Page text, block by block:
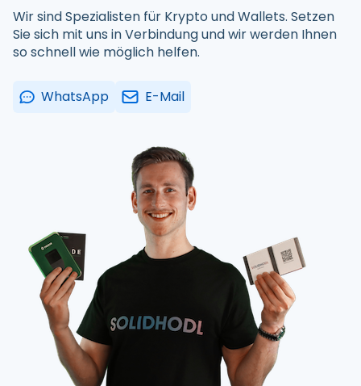
Wir sind Spezialisten für Krypto und Wallets. Setzen
Sie sich mit uns in Verbindung und wir werden Ihnen
so schnell wie möglich helfen.
WhatsApp E-Mail